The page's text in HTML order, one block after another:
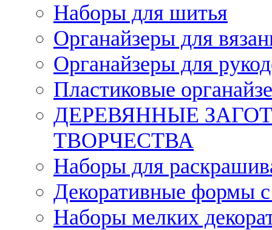
Наборы для шитья
Органайзеры для
Органайзеры для
Пластиковые
ДЕРЕВЯННЫЕ
ТВОРЧЕСТВА
Наборы для
Декоративные формы с
Наборы мелких